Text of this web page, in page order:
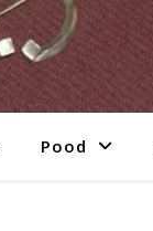
Pood